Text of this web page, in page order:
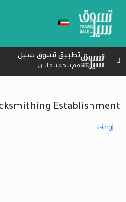
تطبيق تسوق سيل
قم بتحميله الان
Establishment.